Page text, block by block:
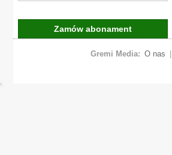
Zamów abonament
Gremi Media: O nas